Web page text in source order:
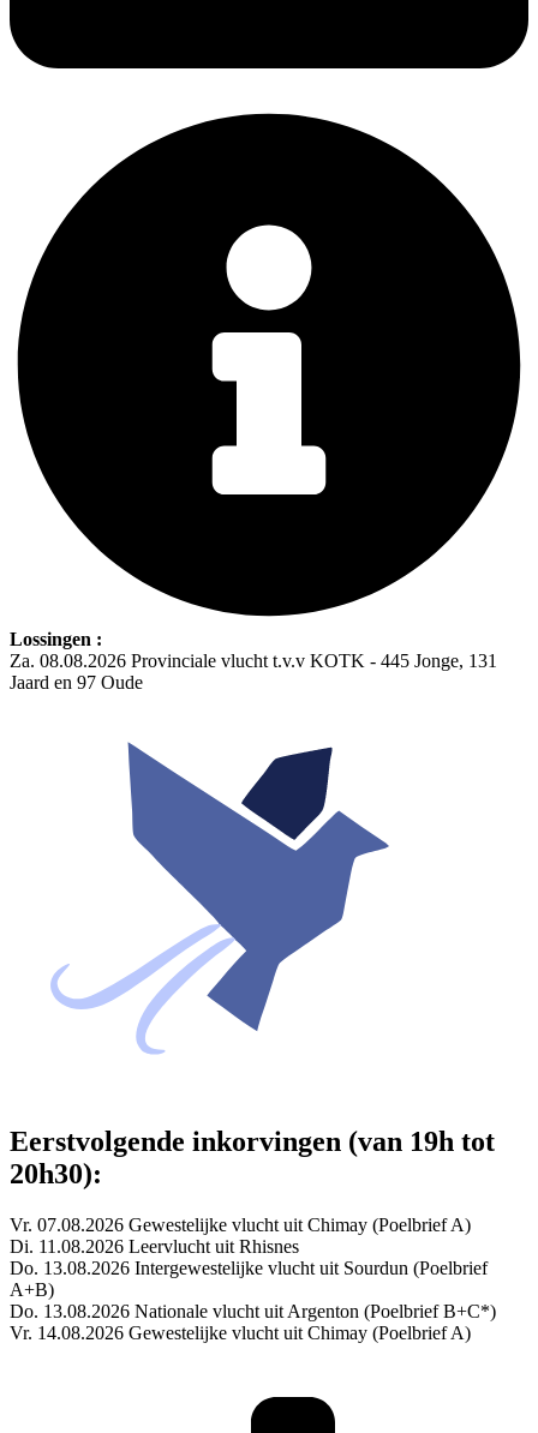
Lossingen :
Za. 08.08.2026 Provinciale vlucht t.v.v KOTK - 445 Jonge, 131
Jaard en 97 Oude
Eerstvolgende inkorvingen (van 19h tot
20h30):
Vr. 07.08.2026 Gewestelijke vlucht uit Chimay (Poelbrief A)
Di. 11.08.2026 Leervlucht uit Rhisnes
Do. 13.08.2026 Intergewestelijke vlucht uit Sourdun (Poelbrief
A+B)
Do. 13.08.2026 Nationale vlucht uit Argenton (Poelbrief B+C*)
Vr. 14.08.2026 Gewestelijke vlucht uit Chimay (Poelbrief A)